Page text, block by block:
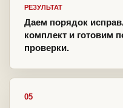
РЕЗУЛЬТАТ
Даем порядок
комплект и готовим
проверки.
05